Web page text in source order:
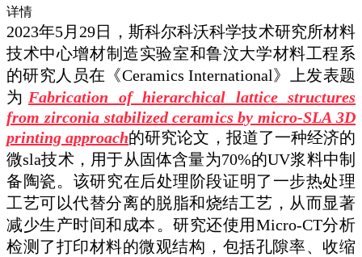
详情
2023年5月29日，斯科尔科沃科学技术研究所材料
技术中心增材制造实验室和鲁汶大学材料工程系
的研究人员在《Ceramics International》上发表题
为 Fabrication of hierarchical lattice structures
from zirconia stabilized ceramics by micro-SLA 3D
printing approach的研究论文，报道了一种经济的
微sla技术，用于从固体含量为70%的UV浆料中制
备陶瓷。该研究在后处理阶段证明了一步热处理
工艺可以代替分离的脱脂和烧结工艺，从而显著
减少生产时间和成本。研究还使用Micro-CT分析
检测了打印材料的微观结构，包括孔隙率、收缩